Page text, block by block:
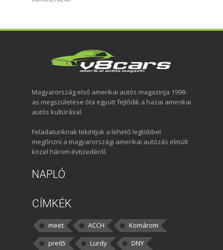
Magyarország első amerikai autós magazinja 1998-
as megszületése óta együtt fejlődik a hazai amerikai
autós kultúrával.
Feladatunknak tekintjük a lehető legtöbbet
megőrizni a magyarországi amerikai autózás elmúlt
közel három évtizedéről.
NAPLÓ
CÍMKÉK
meet ACCH
Komárom
pre65
Lurdy
DNY